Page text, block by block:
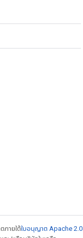
ภายใต้ใบอนุญาต Apache 2.0